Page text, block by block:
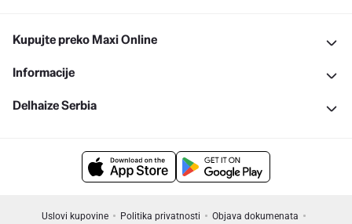
Kupujte preko Maxi Online
Informacije
Delhaize Serbia
Uslovi kupovine Politika privatnosti
Objava dokumenata